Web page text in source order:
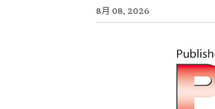
8月 08, 2026